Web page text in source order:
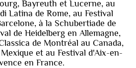
Bayreuth et Lucerne, au
Latina de Rome, au Festival
à la Schubertiade de
de Heidelberg en Allemagne,
de Montréal au Canada,
et au Festival d'Aix-en-
en France.